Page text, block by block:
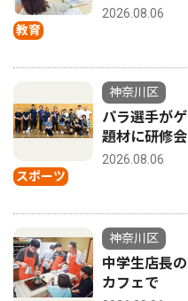
教育
2026.08.06
スポーツ
神奈川区
パラ選手が
題材に研修会
2026.08.06
神奈川区
中学生店長
カフェで